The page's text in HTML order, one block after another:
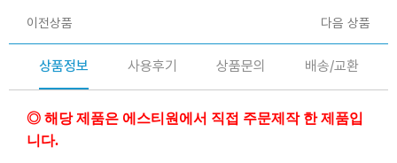
이전상품 다음 상품
상품정보 사용후기 상품문의 배송/교환
◎ 해당 제품은 에스티원에서 직접 주문제작 한 제품입
니다.